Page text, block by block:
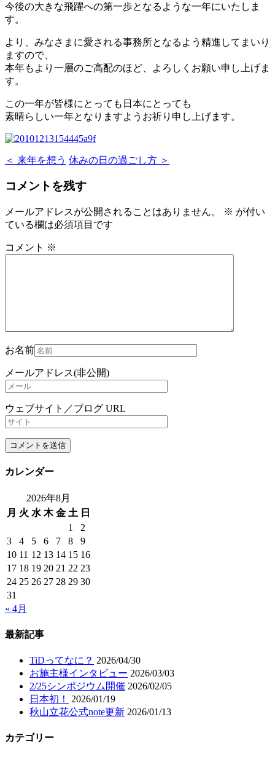
今後の大きな飛躍への第一歩となるような一年にいたしま
す。
より、みなさまに愛される事務所となるよう精進してまいり
ますので、
本年もより一層のご高配のほど、よろしくお願い申し上げま
す。
この一年が皆様にとっても日本にとっても
素晴らしい一年となりますようお祈り申し上げます。
＜ 来年を想う 休みの日の過ごし方 ＞
コメントを残す
メールアドレスが公開されることはありません。 ※ が付い
ている欄は必須項目です
コメント ※
お名前
メールアドレス(非公開)
ウェブサイト／ブログ URL
カレンダー
2026年8月
月 火 水 木 金 土 日
1
2
3
4 5 6 7 8
9
10 11 12 13 14 15 16
17 18 19 20 21 22 23
24 25 26 27 28 29 30
31
« 4月
最新記事
TiDってなに？ 2026/04/30
お施主様インタビュー 2026/03/03
2/25シンポジウム開催 2026/02/05
日本初！
2026/01/19
秋山立花公式note更新 2026/01/13
カテゴリー